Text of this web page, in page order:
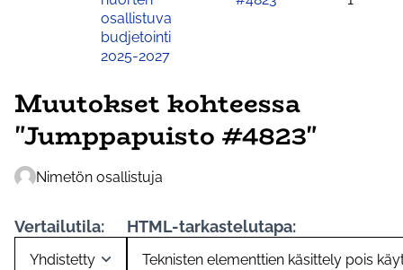
osallistuva
budjetointi
2025-2027
Muutokset kohteessa
"Jumppapuisto #4823"
Nimetön osallistuja
Vertailutila: HTML-tarkastelutapa: